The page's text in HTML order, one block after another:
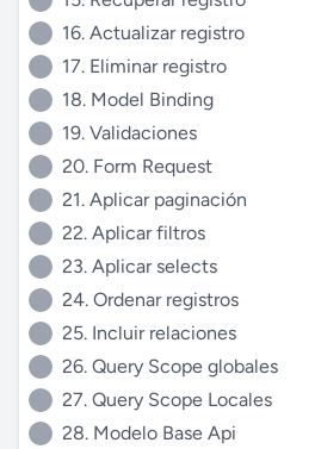
16. Actualizar registro
17. Eliminar registro
18. Model Binding
19. Validaciones
20. Form Request
21. Aplicar paginación
22. Aplicar filtros
23. Aplicar selects
24. Ordenar registros
25. Incluir relaciones
26. Query Scope globales
27. Query Scope Locales
28. Modelo Base Api